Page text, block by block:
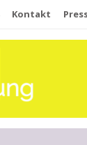
Kontakt